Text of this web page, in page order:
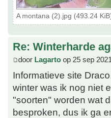
A montana (2).jpg (493.24
Re: Winterharde
door Lagarto op 25 sep
Informatieve site
winter was ik nog niet
"soorten" worden wat
besproken, dus ik ga